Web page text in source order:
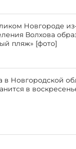
Новгороде
Волхова
пляж» [фото]
в Новгородской
в